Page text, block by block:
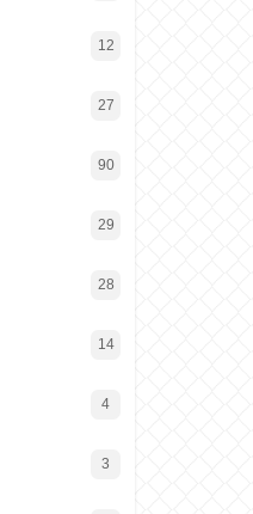
12
27
90
29
28
14
4
3